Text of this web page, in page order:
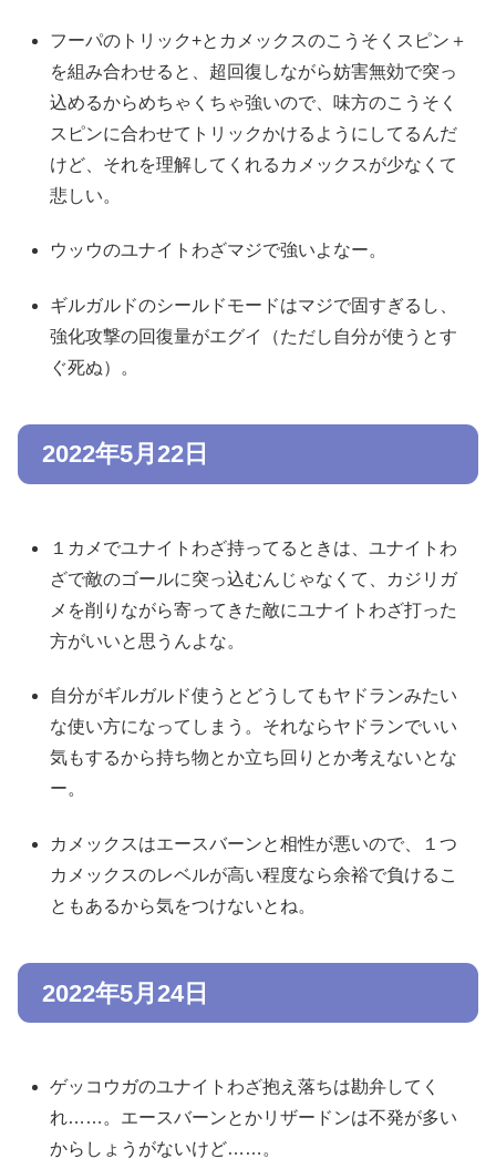
フーパのトリック+とカメックスのこうそくスピン＋
を組み合わせると、超回復しながら妨害無効で突っ
込めるからめちゃくちゃ強いので、味方のこうそく
スピンに合わせてトリックかけるようにしてるんだ
けど、それを理解してくれるカメックスが少なくて
悲しい。
ウッウのユナイトわざマジで強いよなー。
ギルガルドのシールドモードはマジで固すぎるし、
強化攻撃の回復量がエグイ（ただし自分が使うとす
ぐ死ぬ）。
2022年5月22日
１カメでユナイトわざ持ってるときは、ユナイトわ
ざで敵のゴールに突っ込むんじゃなくて、カジリガ
メを削りながら寄ってきた敵にユナイトわざ打った
方がいいと思うんよな。
自分がギルガルド使うとどうしてもヤドランみたい
な使い方になってしまう。それならヤドランでいい
気もするから持ち物とか立ち回りとか考えないとな
ー。
カメックスはエースバーンと相性が悪いので、１つ
カメックスのレベルが高い程度なら余裕で負けるこ
ともあるから気をつけないとね。
2022年5月24日
ゲッコウガのユナイトわざ抱え落ちは勘弁してく
れ……。エースバーンとかリザードンは不発が多い
からしょうがないけど……。